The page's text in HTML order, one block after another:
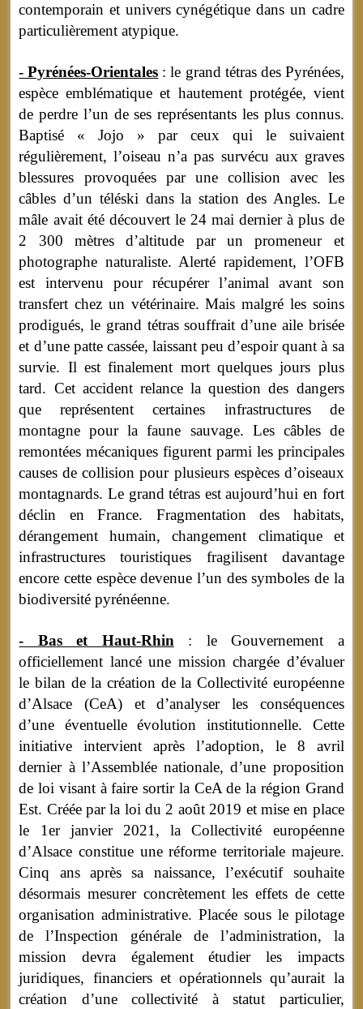
contemporain et univers cynégétique dans un cadre
particulièrement atypique.
- Pyrénées-Orientales : le grand tétras des Pyrénées,
espèce emblématique et hautement protégée, vient
de perdre l’un de ses représentants les plus connus.
Baptisé « Jojo » par ceux qui le suivaient
régulièrement, l’oiseau n’a pas survécu aux graves
blessures provoquées par une collision avec les
câbles d’un téléski dans la station des Angles. Le
mâle avait été découvert le 24 mai dernier à plus de
2 300 mètres d’altitude par un promeneur et
photographe naturaliste. Alerté rapidement, l’OFB
est intervenu pour récupérer l’animal avant son
transfert chez un vétérinaire. Mais malgré les soins
prodigués, le grand tétras souffrait d’une aile brisée
et d’une patte cassée, laissant peu d’espoir quant à sa
survie. Il est finalement mort quelques jours plus
tard. Cet accident relance la question des dangers
que représentent certaines infrastructures de
montagne pour la faune sauvage. Les câbles de
remontées mécaniques figurent parmi les principales
causes de collision pour plusieurs espèces d’oiseaux
montagnards. Le grand tétras est aujourd’hui en fort
déclin en France. Fragmentation des habitats,
dérangement humain, changement climatique et
infrastructures touristiques fragilisent davantage
encore cette espèce devenue l’un des symboles de la
biodiversité pyrénéenne.
- Bas et Haut-Rhin: le Gouvernement a
officiellement lancé une mission chargée d’évaluer
le bilan de la création de la Collectivité européenne
d’Alsace (CeA) et d’analyser les conséquences
d’une éventuelle évolution institutionnelle. Cette
initiative intervient après l’adoption, le 8 avril
dernier à l’Assemblée nationale, d’une proposition
de loi visant à faire sortir la CeA de la région Grand
Est. Créée par la loi du 2 août 2019 et mise en place
le 1er janvier 2021, la Collectivité européenne
d’Alsace constitue une réforme territoriale majeure.
Cinq ans après sa naissance, l’exécutif souhaite
désormais mesurer concrètement les effets de cette
organisation administrative. Placée sous le pilotage
de l’Inspection générale de l’administration, la
mission devra également étudier les impacts
juridiques, financiers et opérationnels qu’aurait la
création d’une collectivité à statut particulier,